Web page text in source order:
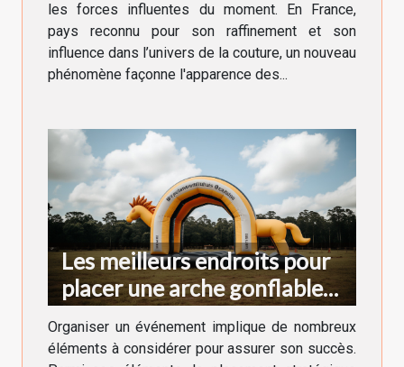
les forces influentes du moment. En France,
pays reconnu pour son raffinement et son
influence dans l’univers de la couture, un nouveau
phénomène façonne l'apparence des...
Les meilleurs endroits pour
placer une arche gonflable
lors d'un événement
Organiser un événement implique de nombreux
éléments à considérer pour assurer son succès.